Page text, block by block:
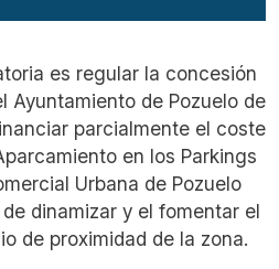
es regular la concesión
Ayuntamiento de Pozuelo de
parcialmente el coste
en los Parkings
Urbana de Pozuelo
dinamizar y el fomentar el
de proximidad de la zona.